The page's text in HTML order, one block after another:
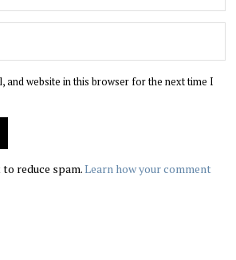
and website in this browser for the next time I
to reduce spam.Learn how your comment